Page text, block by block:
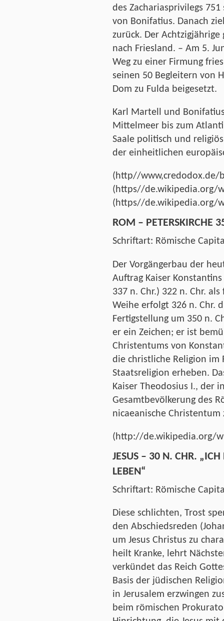
des Zachariasprivilegs
von Bonifatius. Danach
zurück. Der
nach Friesland. – Am 5.
Weg zu einer Firmung
seinen 50 Begleitern von
Dom zu Fulda beigesetzt.
Karl Martell und
Mittelmeer bis zum
Saale politisch und
der einheitlichen
(http//www,credodox.de/
(https//de.wikipedia.org/
(https//de.wikipedia.org/
ROM – PETERSKIRCHE
Schriftart: Römische
Der Vorgängerbau der
Auftrag Kaiser
337 n. Chr.) 322 n. Chr.
Weihe erfolgt 326 n. Chr.
Fertigstellung um 350 n.
er ein Zeichen; er ist
Christentums von
die christliche Religion im
Staatsreligion erheben.
Kaiser Theodosius I., der
Gesamtbevölkerung des
nicaeanische
(http://de.wikipedia.org/
JESUS – 30 N. CHR.
LEBEN“
Schriftart: Römische
Diese schlichten, Trost
den Abschiedsreden
um Jesus Christus zu
heilt Kranke, lehrt
verkündet das Reich
Basis der jüdischen
in Jerusalem erzwingen
beim römischen